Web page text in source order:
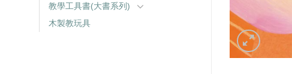
教學工具書(大書系列)
木製教玩具